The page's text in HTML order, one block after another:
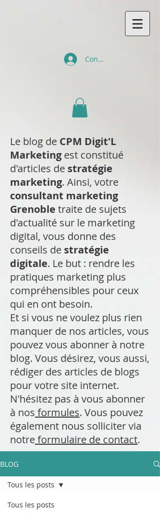
Connexion
Le blog de CPM Digit'L
Marketing est constitué
d'articles de stratégie
marketing. Ainsi, votre
consultant marketing
Grenoble traite de sujets
d'actualité sur le marketing
digital, vous donne des
conseils de stratégie
digitale. Le but : rendre les
pratiques marketing plus
compréhensibles pour ceux
qui en ont besoin.
Et si vous ne voulez plus rien
manquer de nos articles, vous
pouvez vous abonner à notre
blog. Vous désirez, vous aussi,
rédiger des articles de blogs
pour votre site internet.
N'hésitez pas à vous abonner
à nos formules. Vous pouvez
également nous solliciter via
notreformulaire de contact.
BLOG
Tous les posts
Tous les posts